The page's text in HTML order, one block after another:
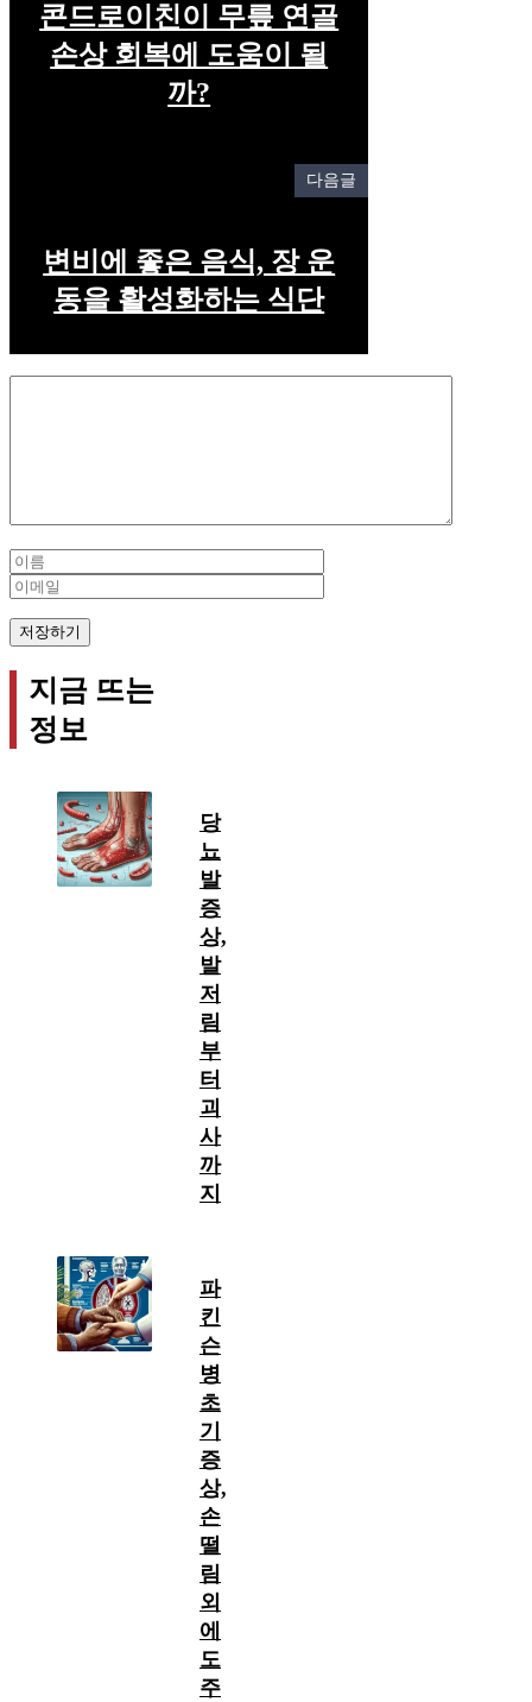
콘드로이친이 무릎 연골
손상 회복에 도움이 될
까?
다음글
변비에 좋은 음식, 장 운
동을 활성화하는 식단
Name
지금 뜨는
정보
당
뇨
발
증
상,
발
저
림
부
터
괴
사
까
지
파
킨
슨
병
초
기
증
상,
손
떨
림
외
에
도
주